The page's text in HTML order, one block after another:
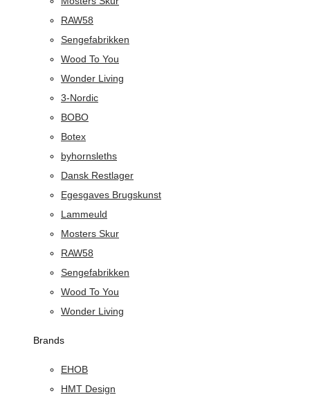
RAW58
Sengefabrikken
Wood To You
Wonder Living
3-Nordic
BOBO
Botex
byhornsleths
Dansk Restlager
Egesgaves Brugskunst
Lammeuld
Mosters Skur
RAW58
Sengefabrikken
Wood To You
Wonder Living
Brands
EHOB
HMT Design